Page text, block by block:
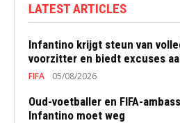
LATEST ARTICLES
Infantino krijgt steun van
voorzitter en biedt excuses
FIFA 05/08/2026
Oud-voetballer en FIFA-
Infantino moet weg